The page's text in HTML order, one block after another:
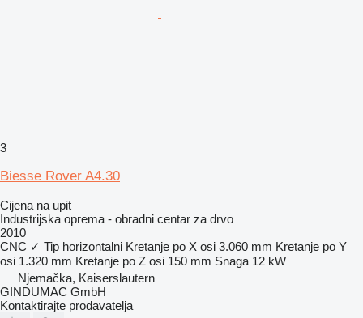
3
Biesse Rover A4.30
Cijena na upit
Industrijska oprema - obradni centar za drvo
2010
CNC ✓ Tip horizontalni Kretanje po X osi 3.060 mm Kretanje po Y
osi 1.320 mm Kretanje po Z osi 150 mm Snaga 12 kW
Njemačka, Kaiserslautern
GINDUMAC GmbH
Kontaktirajte prodavatelja